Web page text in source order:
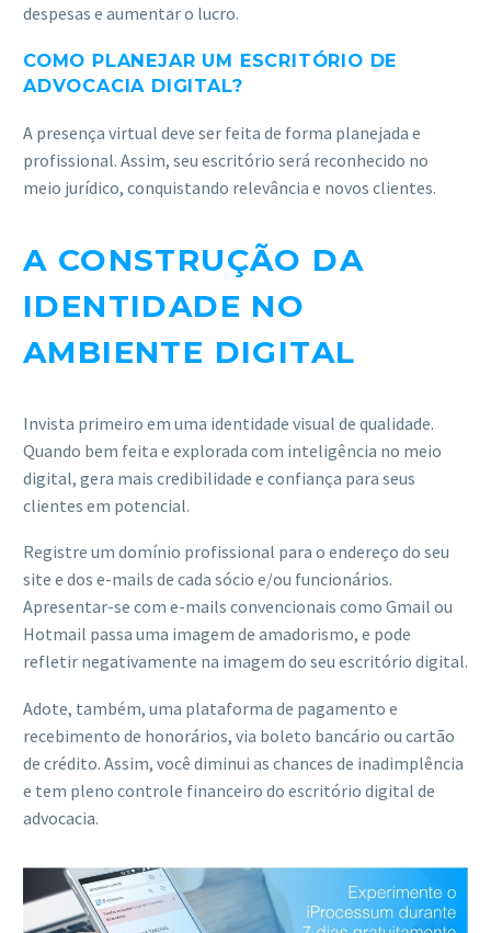
despesas e aumentar o lucro.
COMO PLANEJAR UM ESCRITÓRIO DE
ADVOCACIA DIGITAL?
A presença virtual deve ser feita de forma planejada e
profissional. Assim, seu escritório será reconhecido no
meio jurídico, conquistando relevância e novos clientes.
A CONSTRUÇÃO DA
IDENTIDADE NO
AMBIENTE DIGITAL
Invista primeiro em uma identidade visual de qualidade.
Quando bem feita e explorada com inteligência no meio
digital, gera mais credibilidade e confiança para seus
clientes em potencial.
Registre um domínio profissional para o endereço do seu
site e dos e-mails de cada sócio e/ou funcionários.
Apresentar-se com e-mails convencionais como Gmail ou
Hotmail passa uma imagem de amadorismo, e pode
refletir negativamente na imagem do seu escritório digital.
Adote, também, uma plataforma de pagamento e
recebimento de honorários, via boleto bancário ou cartão
de crédito. Assim, você diminui as chances de inadimplência
e tem pleno controle financeiro do escritório digital de
advocacia.